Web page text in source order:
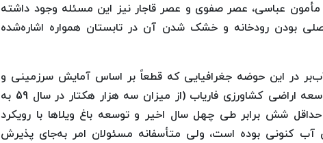
عباسی، عصر صفوی و عصر قاجار نیز این مسئله وجود داشته
بودن رودخانه و خشک شدن آن در تابستان همواره اشاره‌شده
در این حوضه جغرافیایی که قطعاً بر اساس آمایش سرزمینی و
استفاده از اصل مزیت نسبی نبوده است، توسعه اراضی کشاورزی فاریاب (از میزان سه هزار هکتار در سال 59 به
در سال 99) به میزان حداقل شش برابر طی چهل سال اخیر و توسعه باغ ویلاها با رویکرد
آب کنونی بوده است، ولی متأسفانه مسئولان امر به‌جای پذیرش